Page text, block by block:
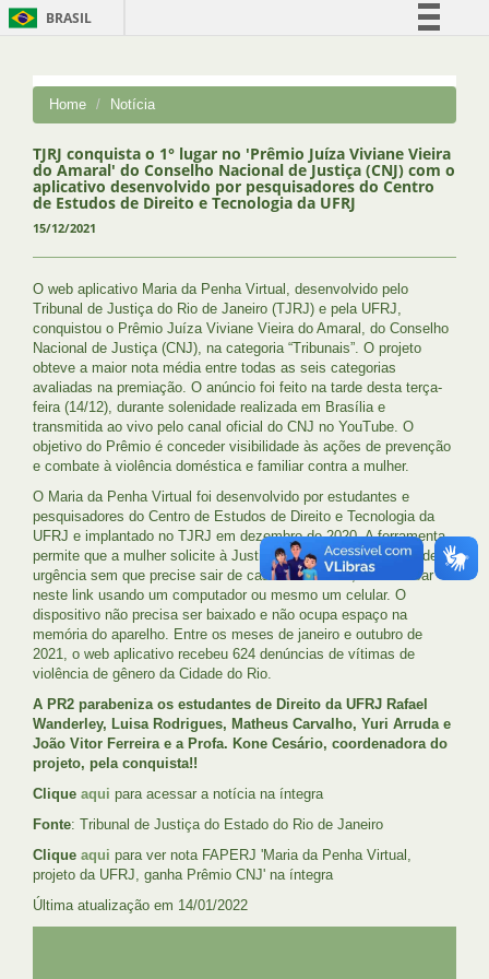
BRASIL
Comunica BR
Acesso à informação
Legislação
Canais
Home Notícia
TJRJ conquista o 1° lugar no 'Prêmio Juíza Viviane Vieira
do Amaral' do Conselho Nacional de Justiça (CNJ) com o
aplicativo desenvolvido por pesquisadores do Centro
de Estudos de Direito e Tecnologia da UFRJ
15/12/2021
O web aplicativo Maria da Penha Virtual, desenvolvido pelo
Tribunal de Justiça do Rio de Janeiro (TJRJ) e pela UFRJ,
conquistou o Prêmio Juíza Viviane Vieira do Amaral, do Conselho
Nacional de Justiça (CNJ), na categoria “Tribunais”. O projeto
obteve a maior nota média entre todas as seis categorias
avaliadas na premiação. O anúncio foi feito na tarde desta terça-
feira (14/12), durante solenidade realizada em Brasília e
transmitida ao vivo pelo canal oficial do CNJ no YouTube. O
objetivo do Prêmio é conceder visibilidade às ações de prevenção
e combate à violência doméstica e familiar contra a mulher.
O Maria da Penha Virtual foi desenvolvido por estudantes e
pesquisadores do Centro de Estudos de Direito e Tecnologia da
UFRJ e implantado no TJRJ em dezembro de 2020. A ferramenta
permite que a mulher solicite à Justiça uma medida protetiva de
urgência sem que precise sair de casa. Para tanto, basta clicar
neste link usando um computador ou mesmo um celular. O
dispositivo não precisa ser baixado e não ocupa espaço na
memória do aparelho. Entre os meses de janeiro e outubro de
2021, o web aplicativo recebeu 624 denúncias de vítimas de
violência de gênero da Cidade do Rio.
A PR2 parabeniza os estudantes de Direito da UFRJ Rafael
Wanderley, Luisa Rodrigues, Matheus Carvalho, Yuri Arruda e
João Vitor Ferreira e a Profa. Kone Cesário, coordenadora do
projeto, pela conquista!!
Clique aqui para acessar a notícia na íntegra
Fonte: Tribunal de Justiça do Estado do Rio de Janeiro
Clique aqui para ver nota FAPERJ 'Maria da Penha Virtual,
projeto da UFRJ, ganha Prêmio CNJ' na íntegra
Última atualização em 14/01/2022 ​